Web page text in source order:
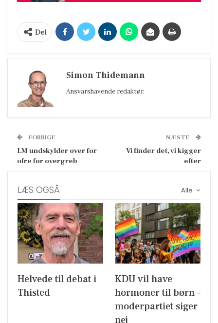
Del
Simon Thidemann
Ansvarshavende redaktør.
FORRIGE
LM undskylder over for
ofre for overgreb
NÆSTE
Vi finder det, vi kigger
efter
Alle
LÆS OGSÅ
Helvede til debat i
Thisted
KDU vil have
hormoner til børn –
moderpartiet siger
nej